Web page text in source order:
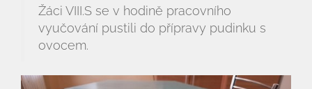
Žáci VIII.S se v hodině pracovního
vyučování pustili do přípravy pudinku s
ovocem.